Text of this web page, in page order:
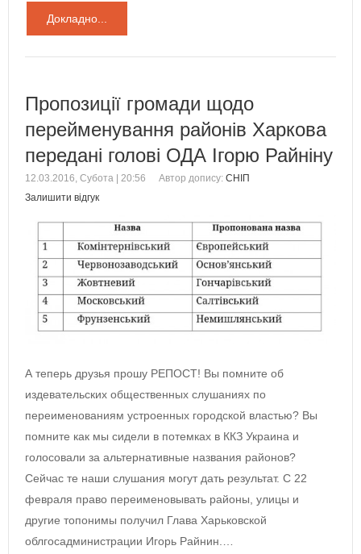
Докладно...
Пропозиції громади щодо
перейменування районів Харкова
передані голові ОДА Ігорю Райніну
12.03.2016, Субота | 20:56 Автор допису: СНІП
Залишити відгук
А теперь друзья прошу РЕПОСТ! Вы помните об
издевательских общественных слушаниях по
переименованиям устроенных городской властью? Вы
помните как мы сидели в потемках в ККЗ Украина и
голосовали за альтернативные названия районов?
Сейчас те наши слушания могут дать результат. С 22
февраля право переименовывать районы, улицы и
другие топонимы получил Глава Харьковской
облгосадминистрации Игорь Райнин.…